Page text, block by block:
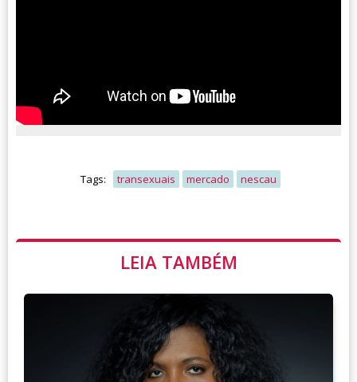
Tags: transexuais mercado nescau
LEIA TAMBÉM